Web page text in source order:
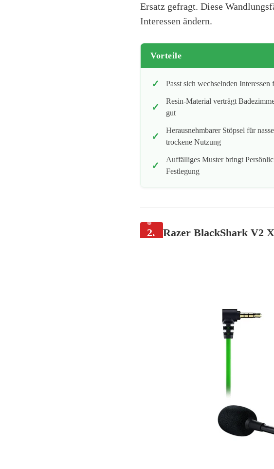
Ersatz gefragt. Diese
Interessen ändern.
Vorteile
Passt sich wechselnden Interessen
Resin-Material verträgt
gut
Herausnehmbarer Stöpsel für
trockene Nutzung
Auffälliges Muster bringt
Festlegung
2. Razer BlackShark V2